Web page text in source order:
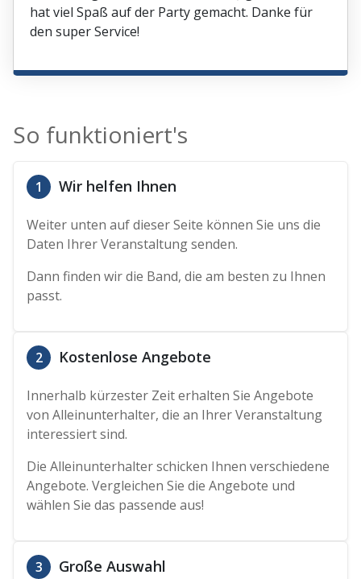
hat viel Spaß auf der Party gemacht. Danke für
den super Service!
So funktioniert's
1 Wir helfen Ihnen
Weiter unten auf dieser Seite können Sie uns die
Daten Ihrer Veranstaltung senden.
Dann finden wir die Band, die am besten zu Ihnen
passt.
2 Kostenlose Angebote
Innerhalb kürzester Zeit erhalten Sie Angebote
von Alleinunterhalter, die an Ihrer Veranstaltung
interessiert sind.
Die Alleinunterhalter schicken Ihnen verschiedene
Angebote. Vergleichen Sie die Angebote und
wählen Sie das passende aus!
3 Große Auswahl